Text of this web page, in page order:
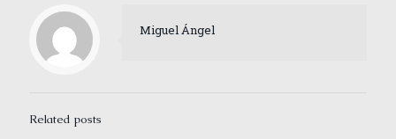
Miguel Ángel
Related posts